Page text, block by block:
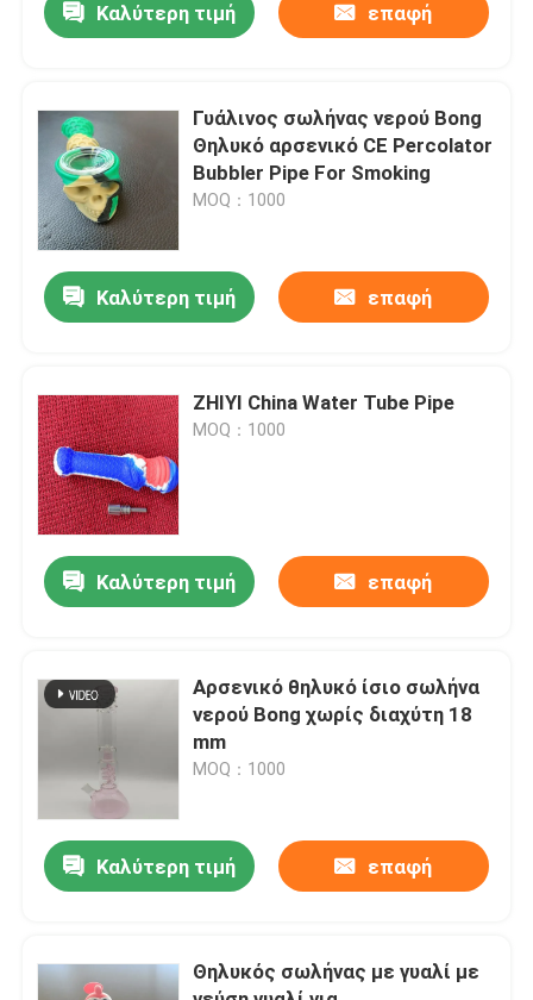
Αρχική Σελίδα
Σχετικά με εμάς
Γύρος εργοστασίων
Ποιοτικός έλεγχος
επαφή
Ζητήστε ένα απόσπασμα
Glass Water Bong
Καλύτερη τιμή επαφή
Γυάλινος σωλήνας νερού Bong
Θηλυκό αρσενικό CE Percolator
Bubbler Pipe For Smoking
MOQ：1000
Καλύτερη τιμή επαφή
ZHIYI China Water Tube Pipe
MOQ：1000
Καλύτερη τιμή επαφή
Αρσενικό θηλυκό ίσιο σωλήνα
νερού Bong χωρίς διαχύτη 18
mm
MOQ：1000
Καλύτερη τιμή επαφή
Θηλυκός σωλήνας με γυαλί με